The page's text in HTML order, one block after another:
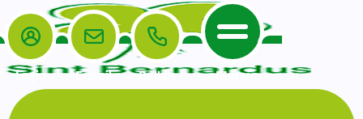
Login E-mail Bellen Menu